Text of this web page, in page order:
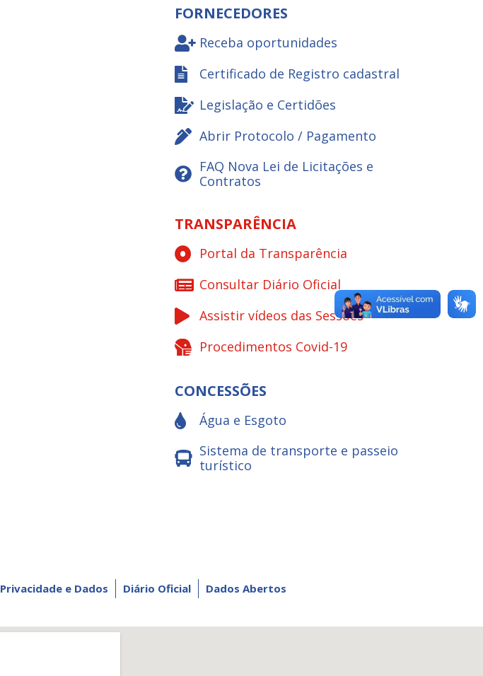
FORNECEDORES
Receba oportunidades
Certificado de Registro cadastral
Legislação e Certidões
Abrir Protocolo / Pagamento
FAQ Nova Lei de Licitações e
Contratos
TRANSPARÊNCIA
Portal da Transparência
Consultar Diário Oficial
Assistir vídeos das Sessões
Procedimentos Covid-19
CONCESSÕES
Água e Esgoto
Sistema de transporte e passeio
turístico
Privacidade e Dados Diário Oficial Dados Abertos